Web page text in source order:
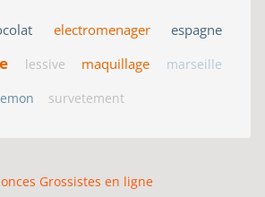
electromenager espagne
lessive maquillage marseille
survetement
Grossistes en ligne